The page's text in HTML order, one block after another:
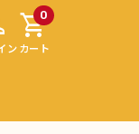
ン
0
shopping_cart
カート